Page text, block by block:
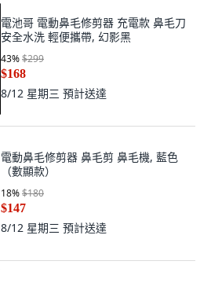
電池哥 電動鼻毛修剪器 充電款 鼻毛刀
安全水洗 輕便攜帶, 幻影黑
43%$299
$168
8/12 星期三 預計送達
電動鼻毛修剪器 鼻毛剪 鼻毛機, 藍色
（數顯款）
18%$180
$147
8/12 星期三 預計送達